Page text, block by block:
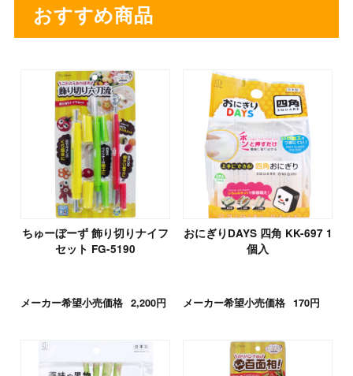
おすすめ商品
ちゅーぼーず 飾り切りナイフ
セット FG-5190
メーカー希望小売価格 2,200円
おにぎりDAYS 四角 KK-697 1
個入
メーカー希望小売価格 170円